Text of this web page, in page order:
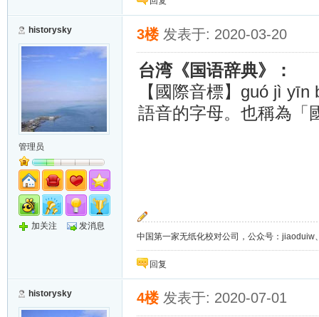
historysky
管理员
加关注 发消息
3楼 发表于: 2020-03-20
台湾《国语辞典》：
【國際音標】 guó jì
語音的字母。也稱為「
中国第一家无纸化校对公司，公众号：
回复
historysky 4楼 发表于: 2020-07-01